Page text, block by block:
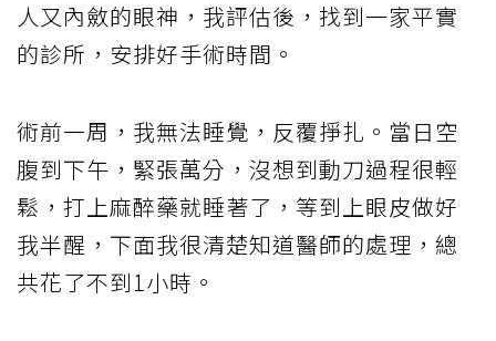
人又內斂的眼神，我評估後，找到一家平實
的診所，安排好手術時間。
術前一周，我無法睡覺，反覆掙扎。當日空
腹到下午，緊張萬分，沒想到動刀過程很輕
鬆，打上麻醉藥就睡著了，等到上眼皮做好
我半醒，下面我很清楚知道醫師的處理，總
共花了不到1小時。